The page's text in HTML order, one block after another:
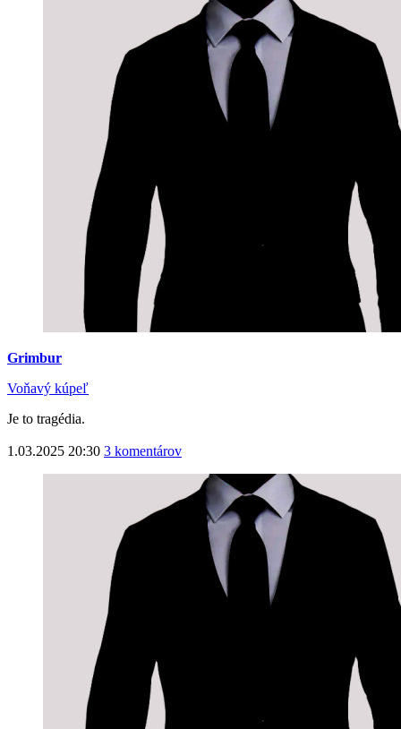
Grimbur
Voňavý kúpeľ
Je to tragédia.
1.03.2025 20:30 3 komentárov